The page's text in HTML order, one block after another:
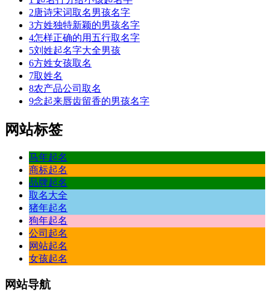
2唐诗宋词取名男孩名字
3方姓独特新颖的男孩名字
4怎样正确的用五行取名字
5刘姓起名字大全男孩
6方姓女孩取名
7取姓名
8农产品公司取名
9念起来唇齿留香的男孩名字
网站标签
马年起名
商标起名
品牌起名
取名大全
猪年起名
狗年起名
公司起名
网站起名
女孩起名
网站导航